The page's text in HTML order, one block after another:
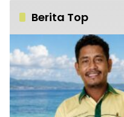
Berita Top